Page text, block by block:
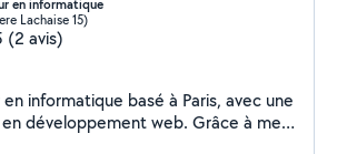
en informatique
Lachaise 15)
(2 avis)
informatique basé à Paris, avec une
développement web. Grâce à mes